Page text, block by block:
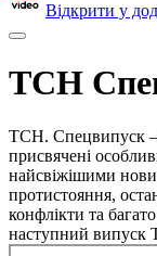
Відкрити у
ТСН
ТСН. Спецвипуск –
присвячені
найсвіжішими
протистояння,
конфлікти та
наступний випуск